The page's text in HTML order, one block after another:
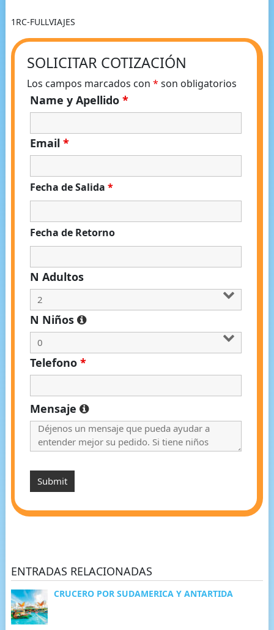
1RC-FULLVIAJES
SOLICITAR COTIZACIÓN
Los campos marcados con * son obligatorios
Name y Apellido *
Email *
Fecha de Salida *
Fecha de Retorno
N Adultos
N Niños
Telefono *
Mensaje
ENTRADAS RELACIONADAS
CRUCERO POR SUDAMERICA Y ANTARTIDA